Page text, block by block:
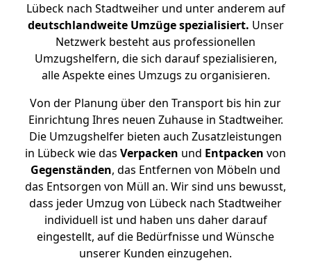
Lübeck nach Stadtweiher und unter anderem auf
deutschlandweite Umzüge spezialisiert. Unser
Netzwerk besteht aus professionellen
Umzugshelfern, die sich darauf spezialisieren,
alle Aspekte eines Umzugs zu organisieren.
Von der Planung über den Transport bis hin zur
Einrichtung Ihres neuen Zuhause in Stadtweiher.
Die Umzugshelfer bieten auch Zusatzleistungen
in Lübeck wie das Verpacken und Entpacken von
Gegenständen, das Entfernen von Möbeln und
das Entsorgen von Müll an. Wir sind uns bewusst,
dass jeder Umzug von Lübeck nach Stadtweiher
individuell ist und haben uns daher darauf
eingestellt, auf die Bedürfnisse und Wünsche
unserer Kunden einzugehen.